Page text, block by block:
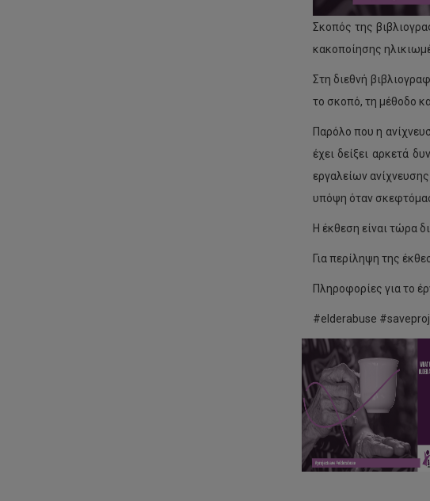
Σκοπός της
κακοποίησης
Στη διεθνή
το σκοπό, τη μέθοδο
Παρόλο που η
έχει δείξει αρκετά
εργαλείων
υπόψη όταν
Η έκθεση είναι τώρα
Για περίληψη της
Πληροφορίες για το
#elderabuse
Μάθημα
Επιλογής